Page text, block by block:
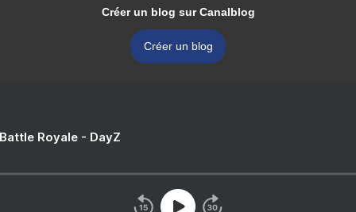
Créer un blog sur Canalblog
Créer un blog
Royale - DayZ